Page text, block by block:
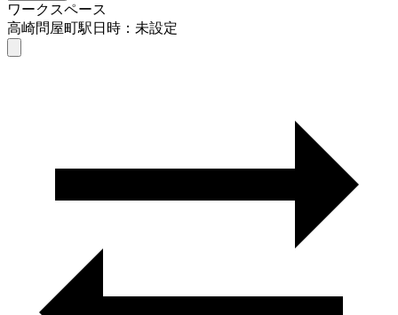
ワークスペース
高崎問屋町駅日時：未設定